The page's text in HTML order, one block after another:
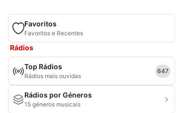
Favoritos
Favoritos e Recentes
Rádios
Top Rádios
Rádios mais ouvidas
647
Rádios por Géneros
15 géneros musicais